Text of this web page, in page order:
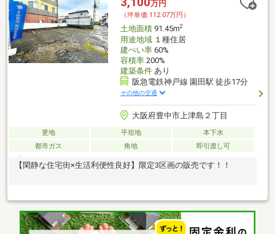
万円
（坪単価:112.07万円）
土地面積91.45m2
用途地域１種住居
建ぺい率60%
容積率200%
建築条件あり
阪急電鉄神戸線 園田駅 徒歩17分
その他の交通
大阪府豊中市上津島２丁目
更地 平坦地
本下水
都市ガス
角地 即引渡し可
【閑静な住宅街×生活利便性良好】限定3区画の販売です！！